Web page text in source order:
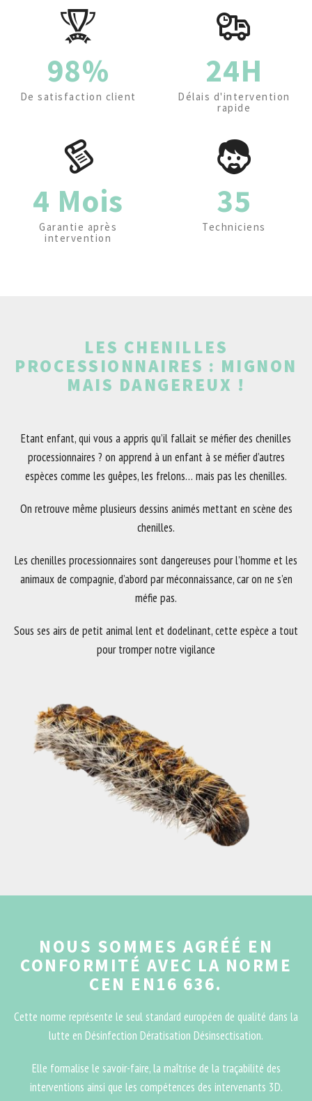
98%
De satisfaction client
24H
Délais d'intervention
rapide
4 Mois
Garantie après
intervention
35
Techniciens
LES CHENILLES
PROCESSIONNAIRES : MIGNON
MAIS DANGEREUX !
Etant enfant, qui vous a appris qu’il fallait se méfier des chenilles
processionnaires ? on apprend à un enfant à se méfier d’autres
espèces comme les guêpes, les frelons… mais pas les chenilles.
On retrouve même plusieurs dessins animés mettant en scène des
chenilles.
Les chenilles processionnaires sont dangereuses pour l’homme et les
animaux de compagnie, d’abord par méconnaissance, car on ne s’en
méfie pas.
Sous ses airs de petit animal lent et dodelinant, cette espèce a tout
pour tromper notre vigilance
NOUS SOMMES AGRÉÉ EN
CONFORMITÉ AVEC LA NORME
CEN EN16 636.
Cette norme représente le seul standard européen de qualité dans la
lutte en Désinfection Dératisation Désinsectisation.
Elle formalise le savoir-faire, la maîtrise de la traçabilité des
interventions ainsi que les compétences des intervenants 3D.